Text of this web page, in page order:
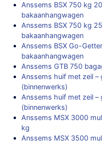
Anssems BSX 750 kg
bakaanhangwagen
Anssems BSX 750 kg
bakaanhangwagen
Anssems BSX Go-
bakaanhangwagen
Anssems GTB 750
Anssems huif met zeil –
(binnenwerks)
Anssems huif met zeil –
(binnenwerks)
Anssems MSX 3000
kg
Anssems MSX 3500